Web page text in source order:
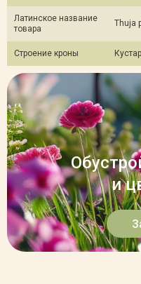
Латинское название
товара
Thuja
Строение кроны
и